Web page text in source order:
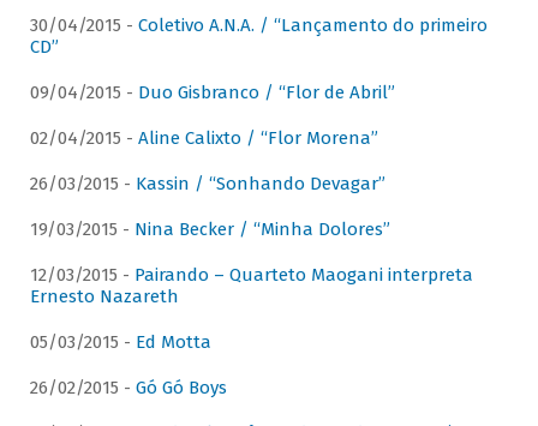
30/04/2015 - Coletivo A.N.A. / “Lançamento do primeiro
CD”
09/04/2015 - Duo Gisbranco / “Flor de Abril”
02/04/2015 - Aline Calixto / “Flor Morena”
26/03/2015 - Kassin / “Sonhando Devagar”
19/03/2015 - Nina Becker / “Minha Dolores”
12/03/2015 - Pairando – Quarteto Maogani interpreta
Ernesto Nazareth
05/03/2015 - Ed Motta
26/02/2015 - Gó Gó Boys